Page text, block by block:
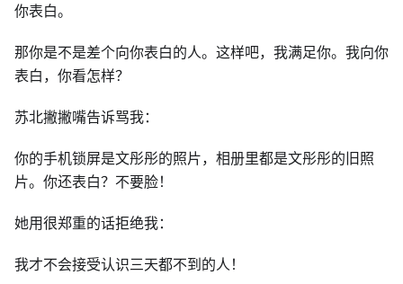
你表白。
那你是不是差个向你表白的人。这样吧，我满足你。我向你
表白，你看怎样？
苏北撇撇嘴告诉骂我：
你的手机锁屏是文彤彤的照片，相册里都是文彤彤的旧照
片。你还表白？不要脸！
她用很郑重的话拒绝我：
我才不会接受认识三天都不到的人！